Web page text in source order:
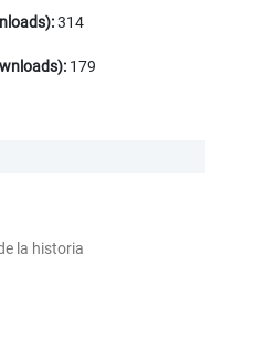
314
179
la historia